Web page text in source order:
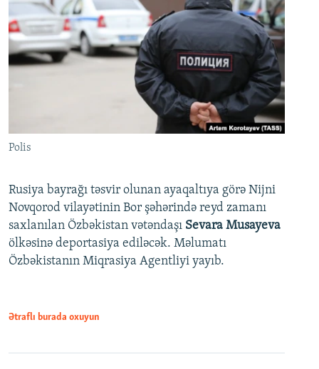
Polis
Rusiya bayrağı təsvir olunan ayaqaltıya görə Nijni
Novqorod vilayətinin Bor şəhərində reyd zamanı
saxlanılan Özbəkistan vətəndaşı Sevara Musayeva
ölkəsinə deportasiya ediləcək. Məlumatı
Özbəkistanın Miqrasiya Agentliyi yayıb.
Ətraflı burada oxuyun